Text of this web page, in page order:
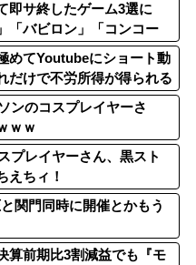
即サ終したゲーム3選に
「バビロン」「コンコー
めてYoutubeにショート動
けで不労所得が得られる
ンのコスプレイヤーさ
ｗｗ
プレイヤーさん、黒スト
えちィ！
関門同時に開催とかもう
算前期比3割減益でも『モ